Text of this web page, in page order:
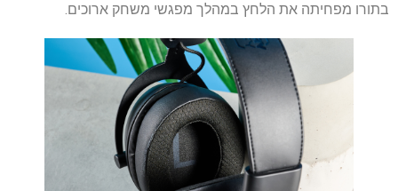
בתורו מפחיתה את הלחץ במהלך מפגשי משחק ארוכים.